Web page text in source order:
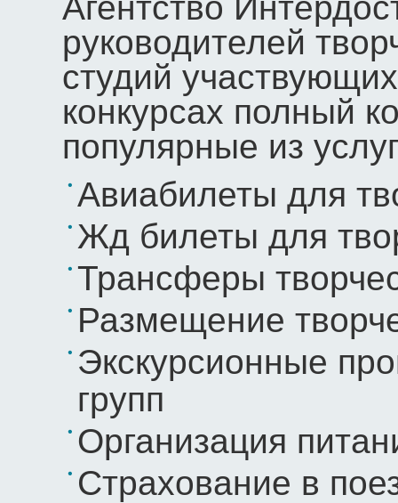
руководителей
студий
конкурсах полный
популярные из
Авиабилеты для
Жд билеты для
Трансферы
Размещение
Экскурсионные
групп
Организация
Страхование в